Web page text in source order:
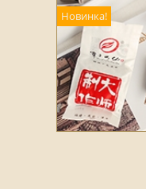
Новинка!